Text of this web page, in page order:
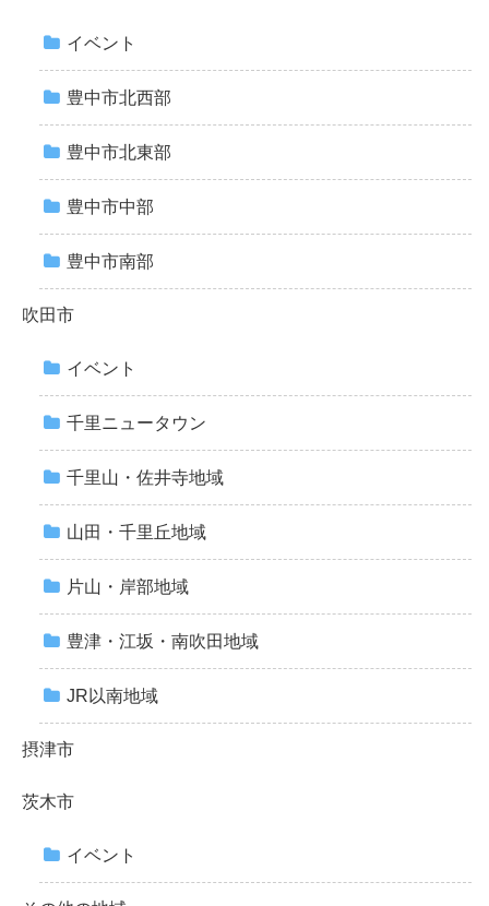
イベント
豊中市北西部
豊中市北東部
豊中市中部
豊中市南部
吹田市
イベント
千里ニュータウン
千里山・佐井寺地域
山田・千里丘地域
片山・岸部地域
豊津・江坂・南吹田地域
JR以南地域
摂津市
茨木市
イベント